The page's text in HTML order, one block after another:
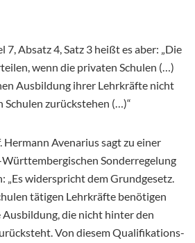
Absatz 4, Satz 3 heißt es aber: „Die
wenn die privaten Schulen (…)
Ausbildung ihrer Lehrkräfte nicht
zurückstehen (…)“
Hermann Avenarius sagt zu einer
Sonderregelung
„Es widerspricht dem Grundgesetz.
tätigen Lehrkräfte benötigen
die nicht hinter den
Von diesem Qualifikations-